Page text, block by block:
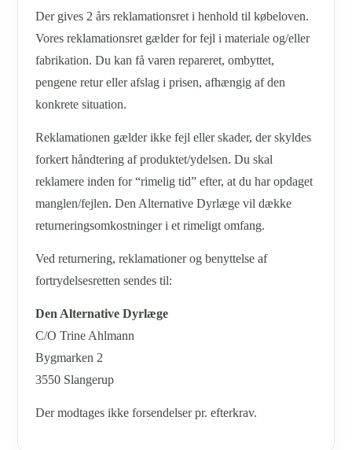
Der gives 2 års reklamationsret i henhold til købeloven.
Vores reklamationsret gælder for fejl i materiale og/eller
fabrikation. Du kan få varen repareret, ombyttet,
pengene retur eller afslag i prisen, afhængig af den
konkrete situation.
Reklamationen gælder ikke fejl eller skader, der skyldes
forkert håndtering af produktet/ydelsen. Du skal
reklamere inden for “rimelig tid” efter, at du har opdaget
manglen/fejlen. Den Alternative Dyrlæge vil dække
returneringsomkostninger i et rimeligt omfang.
Ved returnering, reklamationer og benyttelse af
fortrydelsesretten sendes til:
Den Alternative Dyrlæge
C/O Trine Ahlmann
Bygmarken 2
3550 Slangerup
Der modtages ikke forsendelser pr. efterkrav.